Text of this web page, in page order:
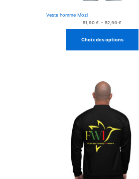
Veste homme Mozi
51,90€ – 52,90€
à
Choix des options